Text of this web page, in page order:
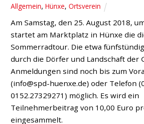
Allgemein,Hünxe,Ortsverein
Am Samstag, den 25. August 2018,
startet am Marktplatz in Hünxe die
Sommerradtour. Die etwa
durch die Dörfer und Landschaft der
Anmeldungen sind noch bis zum
(info@spd-huenxe.de) oder Telefon
0152.27329271) möglich. Es wird ein
Teilnehmerbeitrag von 10,00 Euro
eingesammelt.